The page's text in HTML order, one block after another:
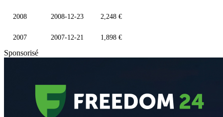
2008 2008-12-23 2,248 €
2007 2007-12-21 1,898 €
Sponsorisé